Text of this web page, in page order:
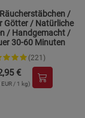
/
Götter / Natürliche
/ Handgemacht /
30-60 Minuten
(221)
€
/ 1 kg)